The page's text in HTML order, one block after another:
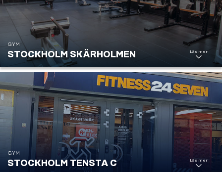
GYM
STOCKHOLM SKÄRHOLMEN Läs mer
Stockholm
Skärholmen
GYM
STOCKHOLM TENSTA C Läs mer
Stockholm